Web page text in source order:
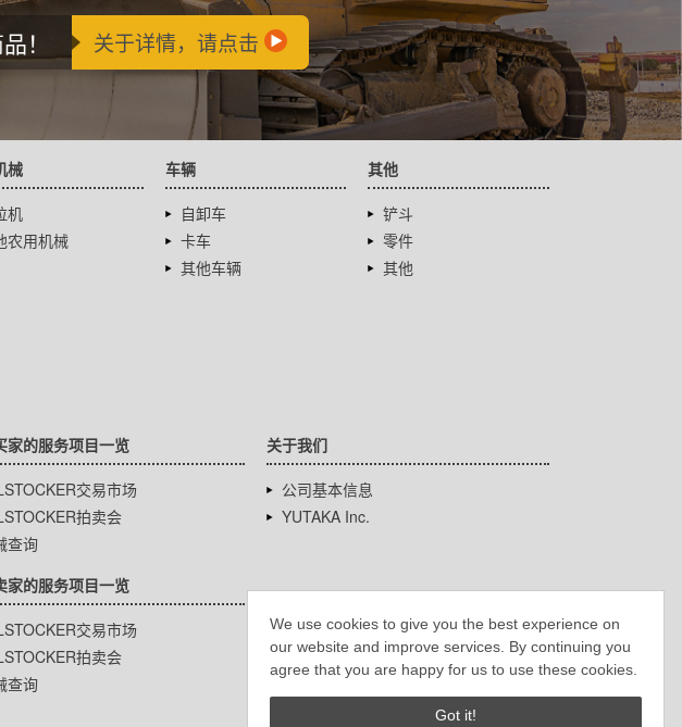
We use cookies to give you the best experience on
our website and improve services. By continuing you
agree that you are happy for us to use these cookies.
Got it!
！ 关于详情，请点击
械
机
农用机械
车辆
自卸车
卡车
其他车辆
其他
铲斗
零件
其他
家的服务项目一览
交易市场
拍卖会
查询
家的服务项目一览
交易市场
拍卖会
查询
关于我们
公司基本信息
YUTAKA Inc.